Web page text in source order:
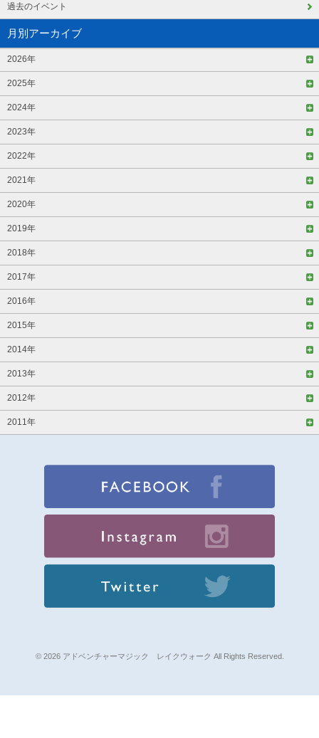
過去のイベント
月別アーカイブ
2026年
2025年
2024年
2023年
2022年
2021年
2020年
2019年
2018年
2017年
2016年
2015年
2014年
2013年
2012年
2011年
© 2026 アドベンチャーマジック レイクウォーク All Rights Reserved.